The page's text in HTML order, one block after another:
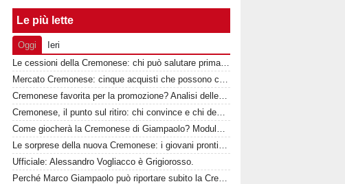
Le più lette
Oggi
Ieri
Le cessioni della Cremonese: chi può salutare prima della chiusura del mercato
Mercato Cremonese: cinque acquisti che possono cambiare la stagione dei grigiorossi
Cremonese favorita per la promozione? Analisi delle rivali e percentuali di ritorno in Serie A
Cremonese, il punto sul ritiro: chi convince e chi deve ancora crescere
Come giocherà la Cremonese di Giampaolo? Modulo, idee tattiche e nuovi protagonisti
Le sorprese della nuova Cremonese: i giovani pronti a esplodere con Marco Giampaolo
Ufficiale: Alessandro Vogliacco è Grigiorosso.
Perché Marco Giampaolo può riportare subito la Cremonese in Serie A